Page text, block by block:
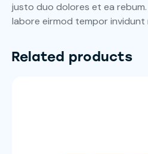
justo duo dolores et ea
labore eirmod tempor invidunt
Related products